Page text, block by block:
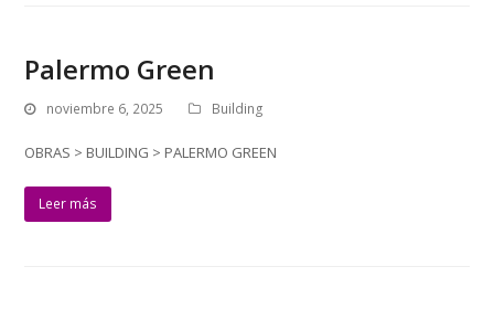
Palermo Green
noviembre 6, 2025 Building
OBRAS > BUILDING > PALERMO GREEN
Leer más